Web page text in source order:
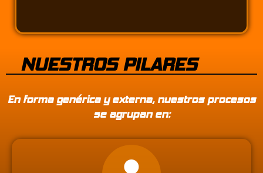
NUESTROS PILARES
En forma genérica y externa, nuestros procesos
se agrupan en: